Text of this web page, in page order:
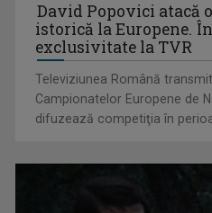
David Popovici atacă
istorică la Europene.
exclusivitate la TVR
Televiziunea Română
Campionatelor Europene de
difuzează competiţia în